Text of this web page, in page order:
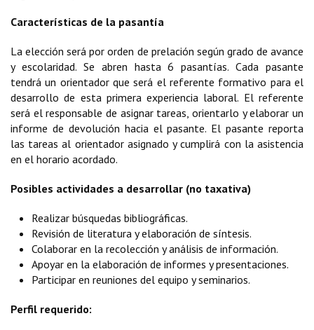
Características de la pasantía
La elección será por orden de prelación según grado de avance
y escolaridad. Se abren hasta 6 pasantías. Cada pasante
tendrá un orientador que será el referente formativo para el
desarrollo de esta primera experiencia laboral. El referente
será el responsable de asignar tareas, orientarlo y elaborar un
informe de devolución hacia el pasante. El pasante reporta
las tareas al orientador asignado y cumplirá con la asistencia
en el horario acordado.
Posibles actividades a desarrollar (no taxativa)
Realizar búsquedas bibliográficas.
Revisión de literatura y elaboración de síntesis.
Colaborar en la recolección y análisis de información.
Apoyar en la elaboración de informes y presentaciones.
Participar en reuniones del equipo y seminarios.
Perfil requerido: